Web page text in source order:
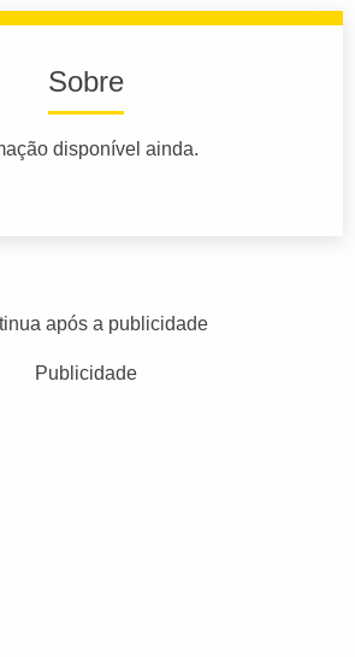
Sobre
disponível ainda.
após a publicidade
Publicidade